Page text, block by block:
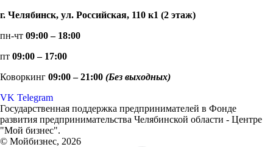
г. Челябинск, ул. Российская, 110 к1 (2 этаж)
пн-чт 09:00 – 18:00
пт 09:00 – 17:00
Коворкинг 09:00 – 21:00 (Без выходных)
VK Telegram
Государственная поддержка предпринимателей в Фонде
развития предпринимательства Челябинской области - Центре
"Мой бизнес".
© Мойбизнес, 2026